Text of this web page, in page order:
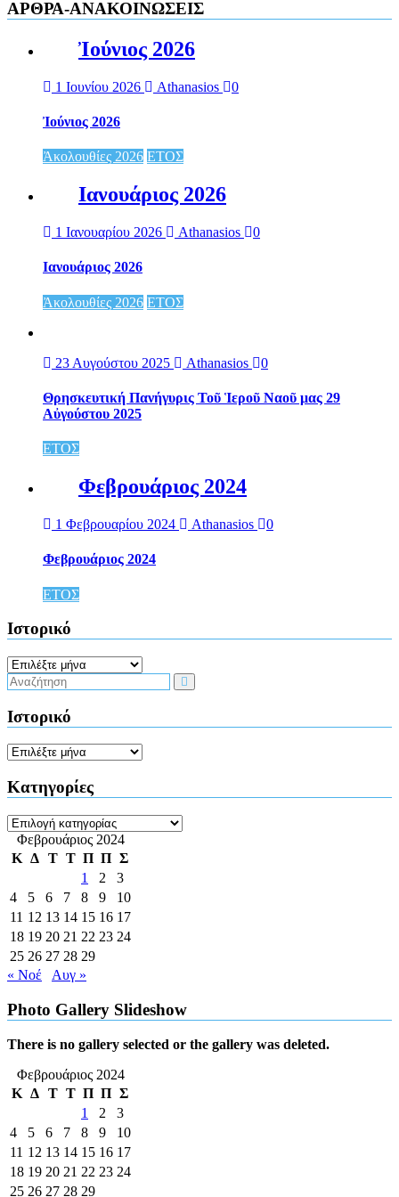
ΑΡΘΡΑ-ΑΝΑΚΟΙΝΩΣΕΙΣ
Ἰούνιος 2026
1 Ιουνίου 2026 Athanasios 0
Ἰούνιος 2026
Ἀκολουθίες 2026 ΕΤΟΣ
Ιανουάριος 2026
1 Ιανουαρίου 2026 Athanasios 0
Ιανουάριος 2026
Ἀκολουθίες 2026 ΕΤΟΣ
23 Αυγούστου 2025 Athanasios 0
Θρησκευτική Πανήγυρις Τοῦ Ἱεροῦ Ναοῦ μας 29
Αὐγούστου 2025
ΕΤΟΣ
Φεβρουάριος 2024
1 Φεβρουαρίου 2024 Athanasios 0
Φεβρουάριος 2024
ΕΤΟΣ
Ιστορικό
Ιστορικό
Ιστορικό
Ιστορικό
Kατηγορίες
Kατηγορίες
Φεβρουάριος 2024
Κ Δ Τ Τ Π Π Σ
1
2
3
4
5 6 7 8 9
10
11 12 13 14 15 16 17
18 19 20 21 22 23 24
25 26 27 28 29
« Νοέ
Αυγ »
Photo Gallery Slideshow
There is no gallery selected or the gallery was deleted.
Φεβρουάριος 2024
Κ Δ Τ Τ Π Π Σ
1
2
3
4
5 6 7 8 9
10
11 12 13 14 15 16 17
18 19 20 21 22 23 24
25 26 27 28 29